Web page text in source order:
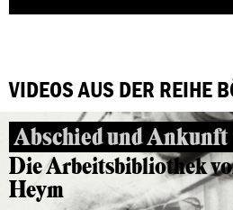
VIDEOS AUS DER REIHE
Abschied und Ankunft
Die Arbeitsbibliothek
Heym